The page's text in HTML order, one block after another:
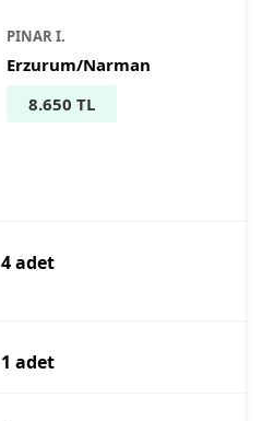
PINAR I.
Erzurum/Narman
8.650 TL
4 adet
1 adet